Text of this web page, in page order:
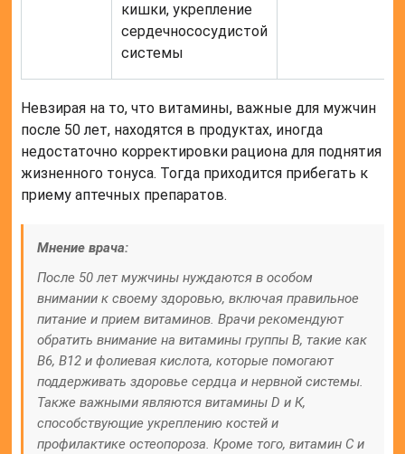
кишки, укрепление
сердечнососудистой
системы
Невзирая на то, что витамины, важные для мужчин
после 50 лет, находятся в продуктах, иногда
недостаточно корректировки рациона для поднятия
жизненного тонуса. Тогда приходится прибегать к
приему аптечных препаратов.
Мнение врача:
После 50 лет мужчины нуждаются в особом
внимании к своему здоровью, включая правильное
питание и прием витаминов. Врачи рекомендуют
обратить внимание на витамины группы В, такие как
B6, B12 и фолиевая кислота, которые помогают
поддерживать здоровье сердца и нервной системы.
Также важными являются витамины D и К,
способствующие укреплению костей и
профилактике остеопороза. Кроме того, витамин С и